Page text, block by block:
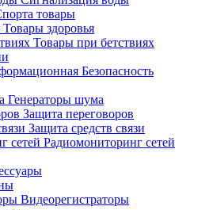
товары
Товары здоровья
Товары при бетствиях
Безопасность
Генераторы шума
Защита переговоров
Защита средств связи
Радиомониторинг сетей
Видеорегистраторы